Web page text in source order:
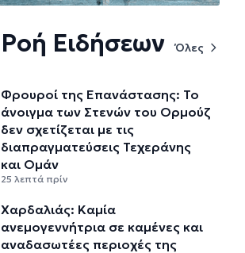
Ροή Ειδήσεων Όλες
Φρουροί της Επανάστασης: Το
άνοιγμα των Στενών του Ορμούζ
δεν σχετίζεται με τις
διαπραγματεύσεις Τεχεράνης
και Ομάν
25 λεπτά πρίν
Χαρδαλιάς: Καμία
ανεμογεννήτρια σε καμένες και
αναδασωτέες περιοχές της